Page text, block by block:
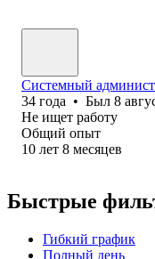
Системный
34 года • Был 8
Не ищет работу
Общий опыт
10 лет 8 месяцев
Быстрые
Гибкий график
Полный день